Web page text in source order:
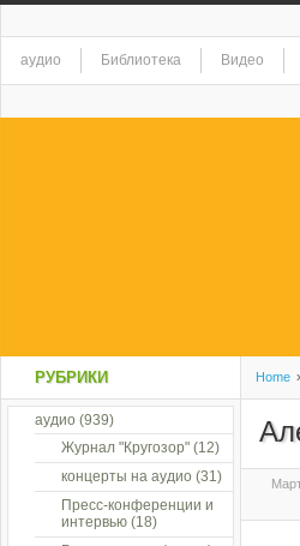
аудио Библиотека Видео
Home
РУБРИКИ
аудио (939)
Журнал "Кругозор" (12)
концерты на аудио (31)
Пресс-конференции и
интервью (18)